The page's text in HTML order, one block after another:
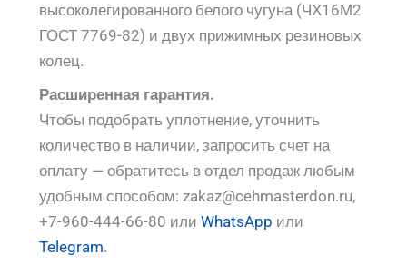
высоколегированного белого чугуна (ЧХ16М2
ГОСТ 7769-82) и двух прижимных резиновых
колец.
Расширенная гарантия.
Чтобы подобрать уплотнение, уточнить
количество в наличии, запросить счет на
оплату — обратитесь в отдел продаж любым
удобным способом: zakaz@cehmasterdon.ru,
+7-960-444-66-80 илиWhatsApp или
Telegram.